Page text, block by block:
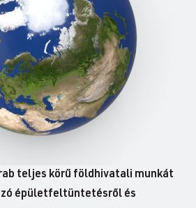
teljes körű földhivatali munkát
épületfeltüntetésről és